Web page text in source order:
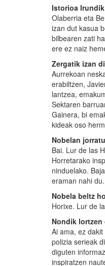
Istorioa
Olaberria eta
izan dut kasua
bilbearen zati
ere ez naiz
Zergatik izan
Aurrekoan
erabiltzen,
lantzea,
Sektaren
Gainera, bi
kideak oso
Nobelan
Bai. Lur de las
Horretarako
ninduelako.
eraman nahi du.
Nobela beltz
Horixe. Lur de
Nondik
Ai ama, ez
polizia serieak
diguten
inspiratzen